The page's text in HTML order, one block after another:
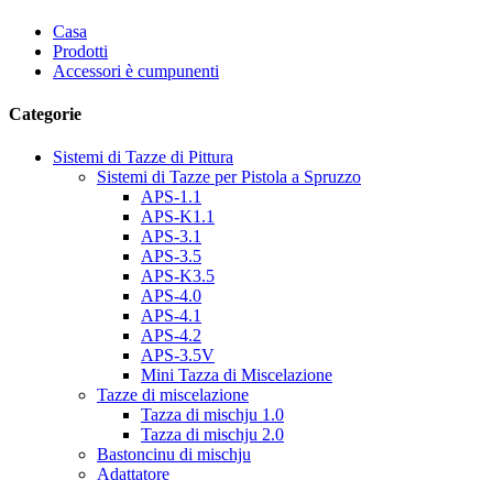
Casa
Prodotti
Accessori è cumpunenti
Categorie
Sistemi di Tazze di Pittura
Sistemi di Tazze per Pistola a Spruzzo
APS-1.1
APS-K1.1
APS-3.1
APS-3.5
APS-K3.5
APS-4.0
APS-4.1
APS-4.2
APS-3.5V
Mini Tazza di Miscelazione
Tazze di miscelazione
Tazza di mischju 1.0
Tazza di mischju 2.0
Bastoncinu di mischju
Adattatore